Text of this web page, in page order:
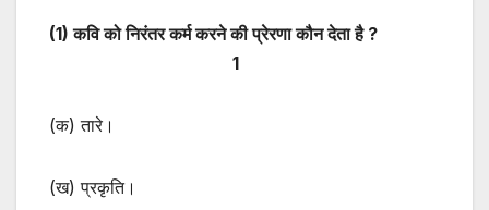
(1) कवि को निरंतर कर्म करने की प्रेरणा कौन देता है ?
1
(क) तारे।
(ख) प्रकृति।